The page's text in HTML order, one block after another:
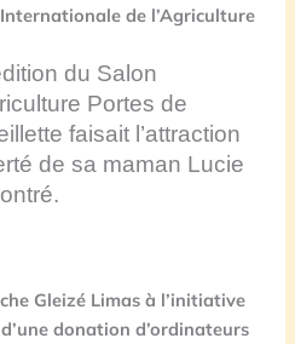
de l’Agriculture
du Salon
Portes de
faisait l’attraction
de sa maman Lucie
Gleizé Limas à l’initiative
donation d’ordinateurs